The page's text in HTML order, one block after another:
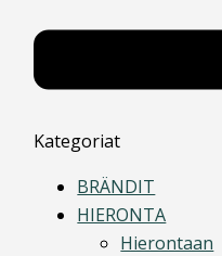
Kategoriat
BRÄNDIT
HIERONTA
Hierontaan